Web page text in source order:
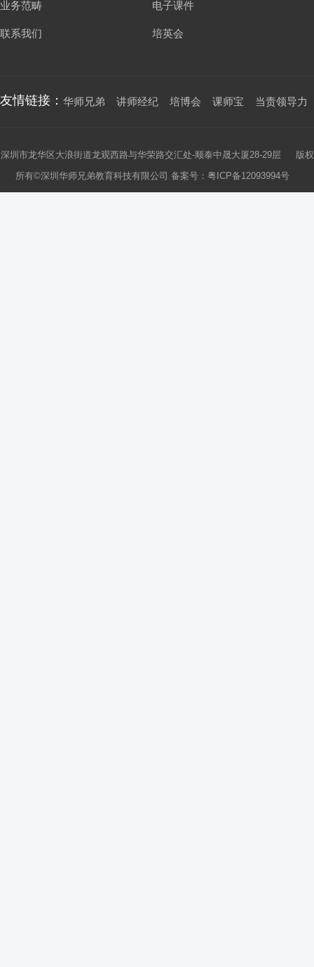
业务范畴
联系我们
电子课件
培英会
友情链接： 华师兄弟 讲师经纪 培博会 课师宝 当责领导力
深圳市龙华区大浪街道龙观西路与华荣路交汇处-顺泰中晟大厦28-29层 版权
所有©深圳华师兄弟教育科技有限公司 备案号： 粤ICP备12093994号